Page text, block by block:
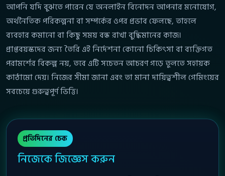
আপনি যদি বুঝতে পারেন যে অনলাইন বিনোদন আপনার মনোযোগ,
অর্থনৈতিক পরিকল্পনা বা সম্পর্কের ওপর প্রভাব ফেলছে, তাহলে
ব্যবহার কমানো বা কিছু সময় বন্ধ রাখা বুদ্ধিমানের কাজ।
প্রাপ্তবয়স্কদের জন্য তৈরি এই নির্দেশনা কোনো চিকিৎসা বা ব্যক্তিগত
পরামর্শের বিকল্প নয়, তবে এটি সচেতন আচরণ গড়ে তুলতে সহায়ক
কাঠামো দেয়। নিজের সীমা জানা এবং তা মানা দায়িত্বশীল গেমিংয়ের
সবচেয়ে গুরুত্বপূর্ণ ভিত্তি।
প্রতিদিনের চেক
নিজেকে জিজ্ঞেস করুন